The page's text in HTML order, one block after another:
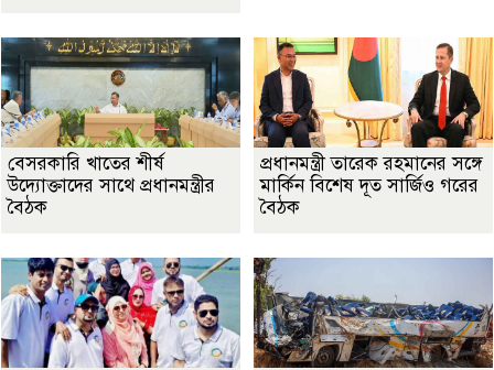
বেসরকারি খাতের শীর্ষ
উদ্যোক্তাদের সাথে প্রধানমন্ত্রীর
বৈঠক
প্রধানমন্ত্রী তারেক রহমানের সঙ্গে
মার্কিন বিশেষ দূত সার্জিও গরের
বৈঠক